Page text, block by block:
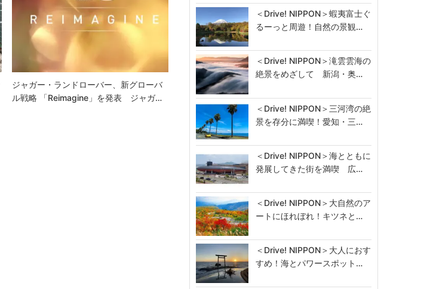
ジャガー・ランドローバー、新グローバ
ル戦略 「Reimagine」を発表 ジャガ…
＜Drive! NIPPON＞蝦夷富士ぐ
るーっと周遊！自然の景観…
＜Drive! NIPPON＞滝雲雲海の
絶景をめざして 新潟・奥…
＜Drive! NIPPON＞三河湾の絶
景を存分に満喫！愛知・三…
＜Drive! NIPPON＞海とともに
発展してきた街を満喫 広…
＜Drive! NIPPON＞大自然のア
ートにほれぼれ！キツネと…
＜Drive! NIPPON＞大人におす
すめ！海とパワースポット…